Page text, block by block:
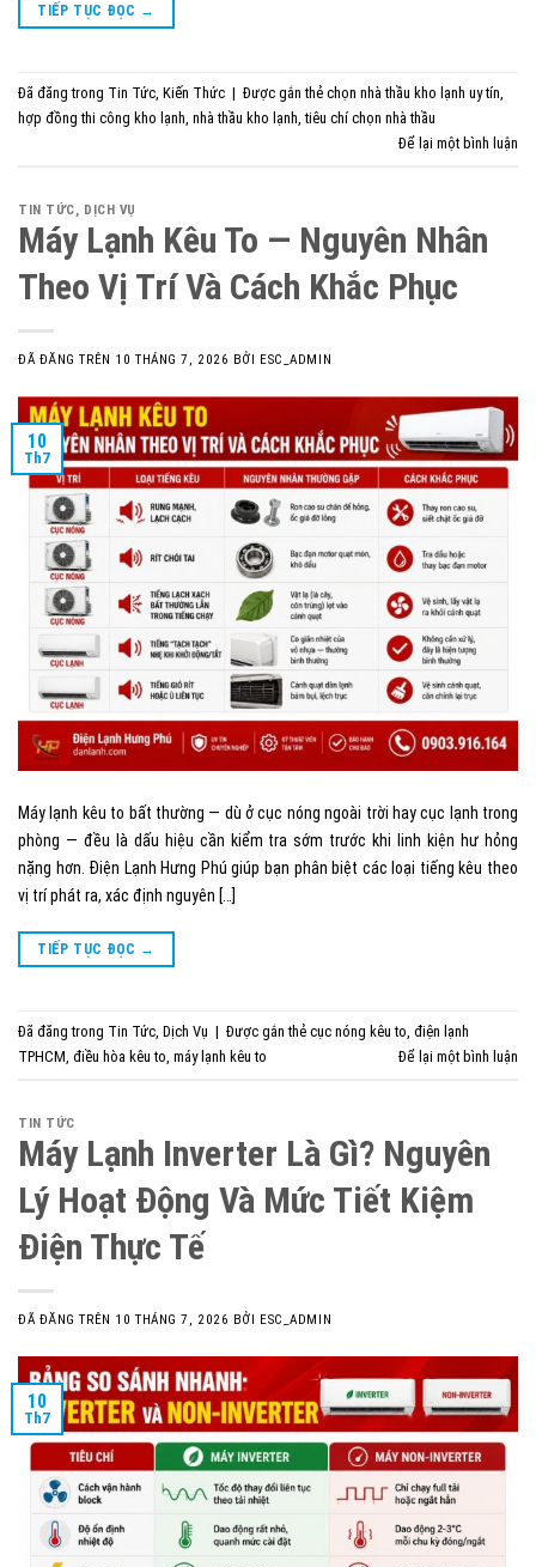
TIẾP TỤC ĐỌC →
Đã đăng trong Tin Tức Kiến Thức | Được gắn thẻ chọn nhà thầu kho lạnh uy tín
hợp đồng thi công kho lạnh nhà thầu kho lạnh ,tiêu chí chọn nhà thầu
Để lại một bình luận
TIN TỨC DỊCH VỤ
Máy Lạnh Kêu To — Nguyên Nhân
Theo Vị Trí Và Cách Khắc Phục
ĐÃ ĐĂNG TRÊN 10 THÁNG 7, 2026 BỞI ESC_ADMIN
10
Th7
Máy lạnh kêu to bất thường — dù ở cục nóng ngoài trời hay cục lạnh trong
phòng — đều là dấu hiệu cần kiểm tra sớm trước khi linh kiện hư hỏng
nặng hơn. Điện Lạnh Hưng Phú giúp bạn phân biệt các loại tiếng kêu theo
vị trí phát ra, xác định nguyên […]
TIẾP TỤC ĐỌC →
Đã đăng trong Tin Tức, Dịch Vụ | Được gắn thẻ cục nóng kêu to, điện lạnh
TPHCM, điều hòa kêu to, máy lạnh kêu to Để lại một bình luận
TIN TỨC
Máy Lạnh Inverter Là Gì? Nguyên
Lý Hoạt Động Và Mức Tiết Kiệm
Điện Thực Tế
ĐÃ ĐĂNG TRÊN 10 THÁNG 7, 2026 BỞI ESC_ADMIN
10
Th7